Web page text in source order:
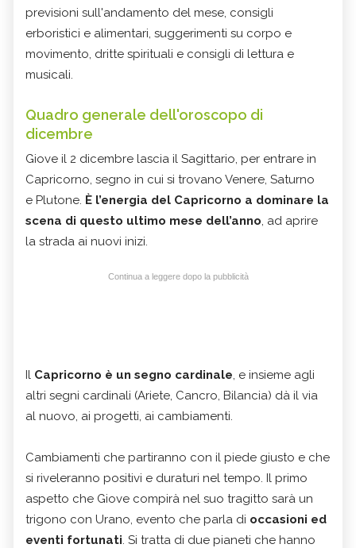
previsioni sull'andamento del mese, consigli
erboristici e alimentari, suggerimenti su corpo e
movimento, dritte spirituali e consigli di lettura e
musicali.
Quadro generale dell'oroscopo di
dicembre
Giove il 2 dicembre lascia il Sagittario, per entrare in
Capricorno, segno in cui si trovano Venere, Saturno
e Plutone. È l’energia del Capricorno a dominare la
scena di questo ultimo mese dell’anno, ad aprire
la strada ai nuovi inizi.
Continua a leggere dopo la pubblicità
Il Capricorno è un segno cardinale, e insieme agli
altri segni cardinali (Ariete, Cancro, Bilancia) dà il via
al nuovo, ai progetti, ai cambiamenti.
Cambiamenti che partiranno con il piede giusto e che
si riveleranno positivi e duraturi nel tempo. Il primo
aspetto che Giove compirà nel suo tragitto sarà un
trigono con Urano, evento che parla di occasioni ed
eventi fortunati. Si tratta di due pianeti che hanno